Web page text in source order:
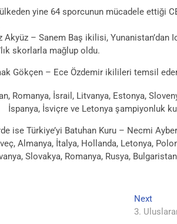
yine 64 sporcunun mücadele ettiği
Akyüz – Sanem Baş ikilisi,
skorlarla mağlup oldu.
Gökçen – Ece Özdemir ikilileri temsil
Romanya, İsrail, Litvanya, Estonya,
İspanya, İsviçre ve Letonya şampiyonluk
ise Türkiye’yi Batuhan Kuru – Necmi
Almanya, İtalya, Hollanda, Letonya,
Slovakya, Romanya, Rusya,
NextNext
post:
3.